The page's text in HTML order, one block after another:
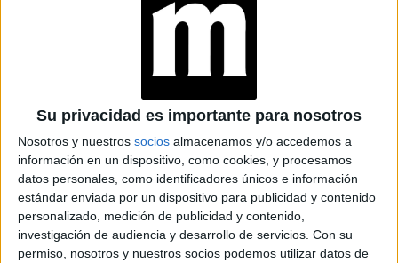
Su privacidad es importante para nosotros
Nosotros y nuestros socios almacenamos y/o accedemos a
información en un dispositivo, como cookies, y procesamos
datos personales, como identificadores únicos e información
estándar enviada por un dispositivo para publicidad y contenido
personalizado, medición de publicidad y contenido,
investigación de audiencia y desarrollo de servicios. Con su
permiso, nosotros y nuestros socios podemos utilizar datos de
Caras Noticias
Hombre
Parabrisas
Look
Luz Mía Lunateen Break BATimes
© Perfil.com 2006-2019 - Todos los derechos reservados
Registro de Propiedad Intelectual: Nro. 5346433